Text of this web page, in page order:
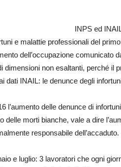
INPS ed
e malattie professionali del
dell’occupazione comunicato
dimensioni non esaltanti, perché il
dati INAIL: le denunce degli
l’aumento delle denunce di
delle morti bianche, vale a dire
responsabile
e luglio: 3 lavoratori che ogni